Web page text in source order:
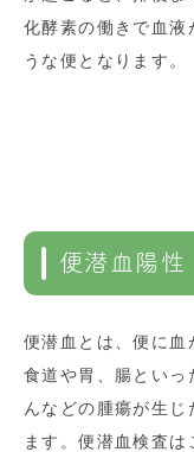
化酵素の働きで血液
うな便となります。
便潜血陽性
便潜血とは、便に血
食道や胃、腸といっ
んなどの腫瘍が生じ
ます。便潜血検査